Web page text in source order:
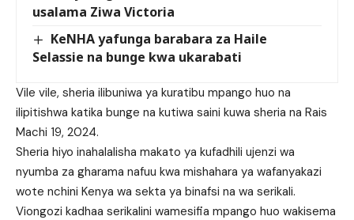
usalama Ziwa Victoria
KeNHA yafunga barabara za Haile
Selassie na bunge kwa ukarabati
Vile vile, sheria ilibuniwa ya kuratibu mpango huo na
ilipitishwa katika bunge na kutiwa saini kuwa sheria na Rais
Machi 19, 2024.
Sheria hiyo inahalalisha makato ya kufadhili ujenzi wa
nyumba za gharama nafuu kwa mishahara ya wafanyakazi
wote nchini Kenya wa sekta ya binafsi na wa serikali.
Viongozi kadhaa serikalini wamesifia mpango huo wakisema